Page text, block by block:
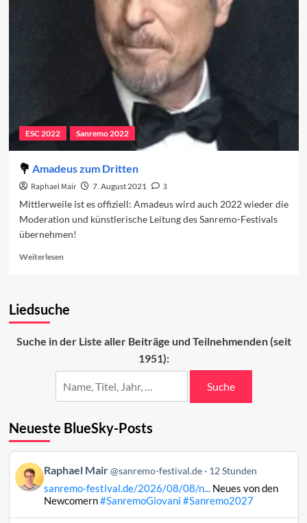
ESC 2022 Sanremo 2022
Amadeus zum Dritten
Raphael Mair 7. August 2021
3
Mittlerweile ist es offiziell: Amadeus wird auch 2022 wieder die
Moderation und künstlerische Leitung des Sanremo-Festivals
übernehmen!
WeiterlesenRead
zum
Liedsuche
Suche in der Liste aller Beiträge und Teilnehmenden (seit
1951):
Suche
Neueste BlueSky-Posts
Beitrag
von
Raphael
Raphael Mair @sanremo-festival.de 12 Stunden
sanremo-festival.de/2026/08/08/n...Neues von den
Newcomern#SanremoGiovani #Sanremo2027